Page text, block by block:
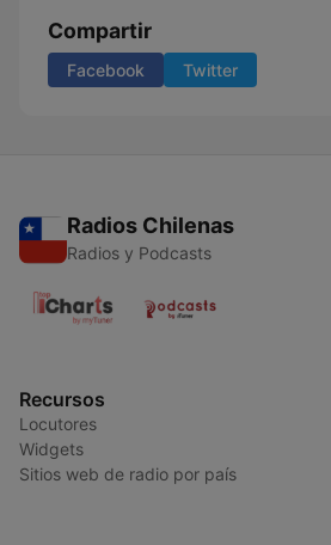
Compartir
Facebook Twitter
Radios Chilenas
Radios y Podcasts
Recursos
Locutores
Widgets
Sitios web de radio por país